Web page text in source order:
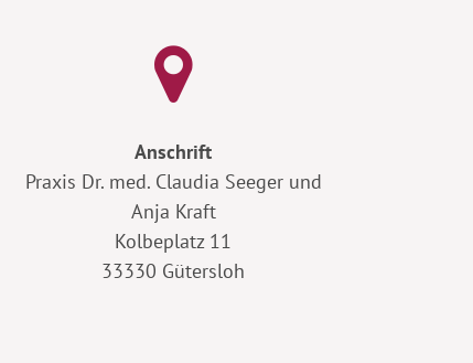
Anschrift
Praxis Dr. med. Claudia Seeger und
Anja Kraft
Kolbeplatz 11
33330 Gütersloh